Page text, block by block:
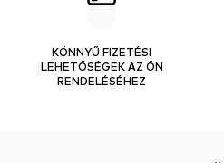
KÖNNYŰ FIZETÉSI
LEHETŐSÉGEK AZ ÖN
RENDELÉSÉHEZ